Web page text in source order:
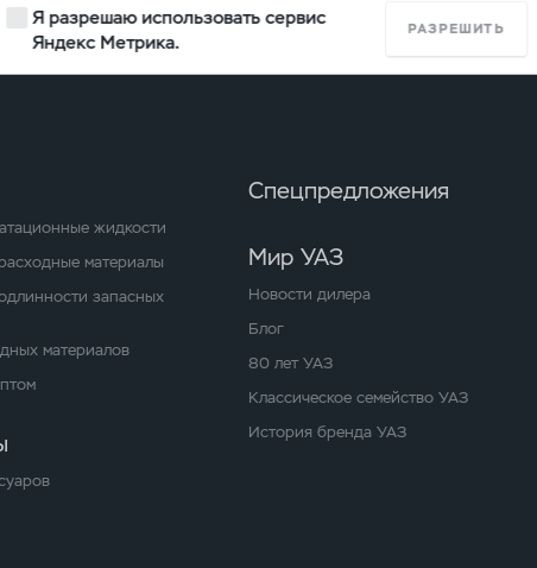
сервиса
Клиентская поддержка
жидкости
материалы
запасных
материалов
Спецпредложения
Мир УАЗ
Новости дилера
Блог
80 лет УАЗ
Классическое семейство УАЗ
История бренда УАЗ
Я разрешаю использовать сервис
Яндекс Метрика.
РАЗРЕШИТЬ